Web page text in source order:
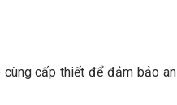
cấp thiết để đảm bảo an